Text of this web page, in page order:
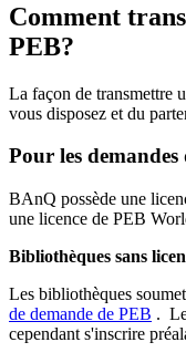
Comment
PEB?
La façon de transmettre
vous disposez et du
Pour les demandes
BAnQ possède une
une licence de PEB
Bibliothèques sans
Les bibliothèques
de demande de PEB .
cependant s'inscrire